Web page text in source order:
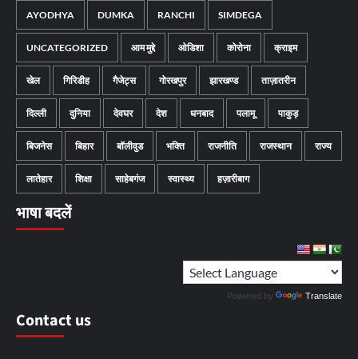
AYODHYA DUMKA RANCHI SIMDEGA
UNCATEGORIZED आम मुद्दे ओडिशा कोरोना क्राइम
खेल गिरिडीह गैजेट्स गोरखपुर झारखण्ड ताज़ातरीन
दिल्ली दुनिया देवघर देश धनबाद पलामू पाकुड़
बिजनेस बिहार बॉलीवुड भक्ति राजनीति राजस्थान राज्य
लातेहार शिक्षा साहेबगंज स्वास्थ्य हज़ारीबाग
भाषा बदलें
Powered by Translate
Contact us